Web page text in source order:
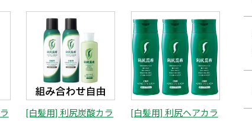
[白髪用] 利尻炭酸カラ
[白髪用] 利尻ヘアカラ